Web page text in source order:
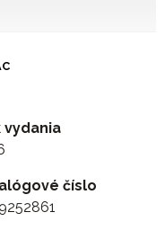
vydania
číslo